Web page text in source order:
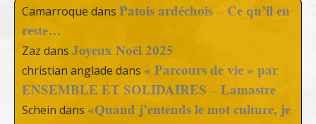
Camarroque dans Patois ardéchois – Ce qu’il en
reste…
Zaz dans Joyeux Noël 2025
christian anglade dans « Parcours de vie » par
ENSEMBLE ET SOLIDAIRES – Lamastre
Schein dans «Quand j’entends le mot culture, je